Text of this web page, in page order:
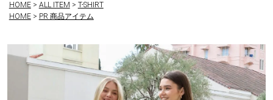
HOME ALL ITEM
T-SHIRT
HOME
PR 商品アイテム